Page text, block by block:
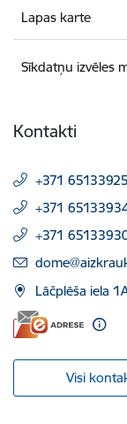
Lapas karte
Sīkdatņu izvēles
Kontakti
+371 65133925
+371
+371
E-pasts:
Lāčplēša iela
Visi